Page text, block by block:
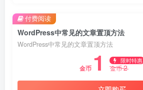
WordPress中常见的文章置顶方法
WordPress中常见的文章置顶方法
金币 1 限时特惠
金币2
付费阅读